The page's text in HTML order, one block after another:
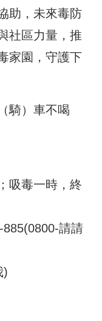
助，未來毒防
社區力量，推
家園，守護下
騎）車不喝
毒一時，終
請請
)